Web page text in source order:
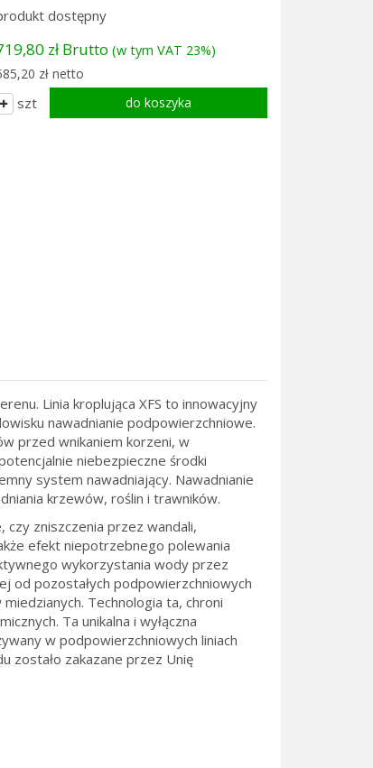
dostępny
zł Brutto(w tym VAT 23%)
zł netto
szt
Linia kroplująca XFS to innowacyjny
nawadnianie podpowierzchniowe.
przed wnikaniem korzeni, w
niebezpieczne środki
system nawadniający. Nawadnianie
krzewów, roślin i trawników.
czy zniszczenia przez wandali,
efekt niepotrzebnego polewania
wykorzystania wody przez
od pozostałych podpowierzchniowych
Technologia ta, chroni
Ta unikalna i wyłączna
w podpowierzchniowych liniach
zostało zakazane przez Unię